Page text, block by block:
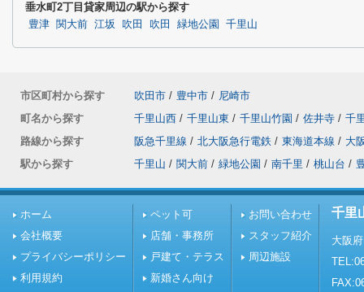
垂水町2丁目貸家周辺の駅から探す
豊津 関大前 江坂 吹田 吹田 緑地公園 千里山
市区町村から探す 吹田市 / 豊中市 / 尼崎市
町名から探す
千里山西 / 千里山東 / 千里山竹園 / 佐井寺 / 千
路線から探す
阪急千里線 / 北大阪急行電鉄 / 東海道本線 / 大
駅から探す
千里山 / 関大前 / 緑地公園 / 南千里 / 桃山台 /
ホーム
会社概要
プライバシーポリシー
利用規約
ペット可
店舗・事務所
戸建て・テラス
新婚さん向け
お問い合わせ
スタッフ紹介
周辺施設
千里
大阪